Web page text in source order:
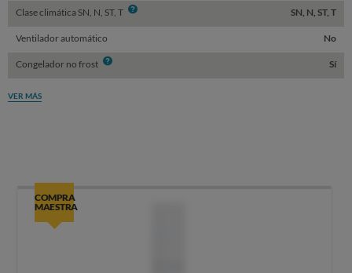
Clase climática SN, N, ST, T Info SN, N, ST, T
Ventilador automático No
Congelador no frost Info Sí
VER MÁS
COMPRA
MAESTRA